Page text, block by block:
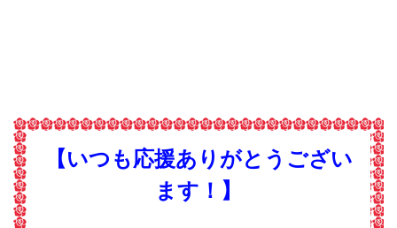
【いつも応援ありがとうござい
ます！】